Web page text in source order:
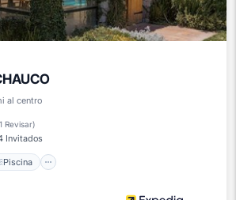
al centro
1 Revisar)
Invitados
Piscina